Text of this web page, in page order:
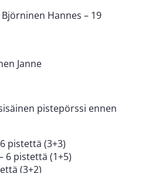
Hannes – 19
Janne
pistepörssi ennen
pistettä (3+3)
6 pistettä (1+5)
(3+2)